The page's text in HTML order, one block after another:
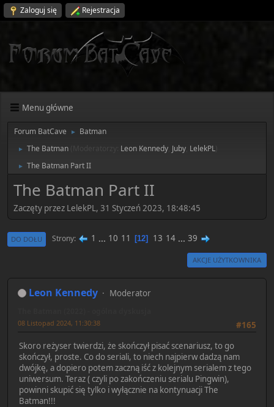
Zaloguj się Rejestracja
Menu główne
Forum BatCave ► Batman
► The Batman Leon Kennedy Juby LelekPL
► The Batman Part II
The Batman Part II
Zaczęty przez LelekPL, 31 Styczeń 2023, 18:48:45
DO DOŁU Strony 1 ... 10 11 12 13 14 ... 39
AKCJE UŻYTKOWNIKA
Leon Kennedy Moderator
#165
08 Listopad 2024, 11:30:38
Skoro reżyser twierdzi, że skończył pisać scenariusz, to go
skończył, proste. Co do seriali, to niech najpierw dadzą nam
dwójkę, a dopiero potem zaczną iść z kolejnym serialem z tego
uniwersum. Teraz ( czyli po zakończeniu serialu Pingwin),
powinni skupić się tylko i wyłącznie na kontynuacji The
Batman!!!